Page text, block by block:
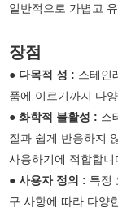
일반적으로 가볍고
장점
● 다목적 성 : 스테인
품에 이르기까지 다
● 화학적 불활성 : 스
질과 쉽게 반응하지
사용하기에 적합합니
● 사용자 정의 : 특정
구 사항에 따라 다양